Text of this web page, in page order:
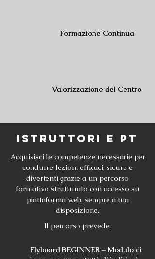
Formazione Continua
Valorizzazione del Centro
Istruttori e pt
Acquisisci le competenze necessarie per
condurre lezioni efficaci, sicure e
divertenti grazie a un percorso
formativo strutturato con accesso su
piattaforma web, sempre a tua
disposizione.
Il percorso prevede:
Flyboard BEGINNER – Modulo di